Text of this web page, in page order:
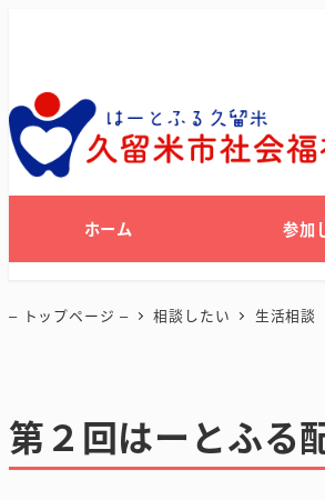
ホーム 参加
– トップページ – 相談したい 生活相談
第２回はーとふる